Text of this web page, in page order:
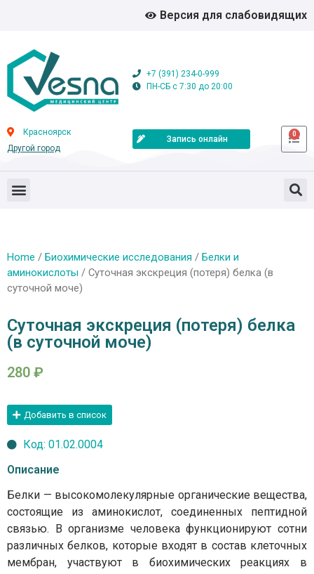
Версия для слабовидящих
+7 (391) 234-0-999
ПН-СБ с 7:30 до 20:00
Красноярск
Другой город
Запись онлайн
0
Home / Биохимические исследования / Белки и
аминокислоты / Суточная экскреция (потеря) белка (в
суточной моче)
Суточная экскреция (потеря) белка
(в суточной моче)
280 ₽
Добавить в список
Код: 01.02.0004
Описание
Белки — высокомолекулярные органические вещества,
состоящие из аминокислот, соединенных пептидной
связью. В организме человека функционируют сотни
различных белков, которые входят в состав клеточных
мембран, участвуют в биохимических реакциях в